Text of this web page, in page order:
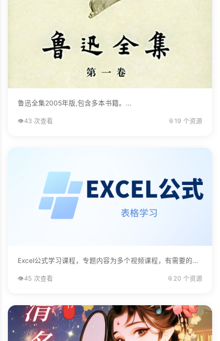
鲁迅全集2005年版,包含多本书籍。...
👁️43 次查看 📎 19 个资源
Excel公式学习课程，专题内容为多个视频课程，有需要的自己下载学习。...
👁️45 次查看 📎 20 个资源